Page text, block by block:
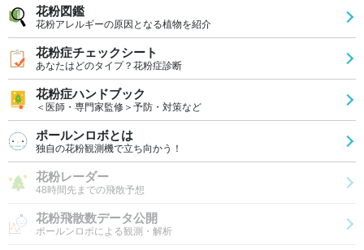
花粉図鑑
花粉アレルギーの原因となる植物を紹介
花粉症チェックシート
あなたはどのタイプ？花粉症診断
花粉症ハンドブック
＜医師・専門家監修＞予防・対策など
ポールンロボとは
独自の花粉観測機で立ち向かう！
花粉レーダー
48時間先までの飛散予想
花粉飛散数データ公開
ポールンロボによる観測・解析